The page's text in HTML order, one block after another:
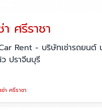
า ศรีราชา
Rent - บริษัทเช่ารถยนต์
ว ปราจีนบุรี
ช่า ศรีราชา